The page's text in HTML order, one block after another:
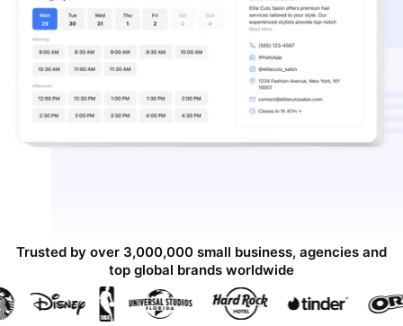
Trusted by over 3,000,000 small business, agencies and
top global brands worldwide